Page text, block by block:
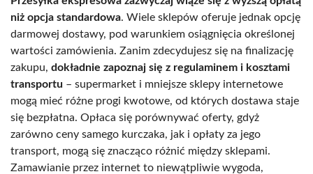
niż opcja standardowa. Wiele sklepów oferuje jednak opcję
darmowej dostawy, pod warunkiem osiągnięcia określonej
wartości zamówienia. Zanim zdecydujesz się na finalizację
zakupu, dokładnie zapoznaj się z regulaminem i kosztami
transportu – supermarket i mniejsze sklepy internetowe
mogą mieć różne progi kwotowe, od których dostawa staje
się bezpłatna. Opłaca się porównywać oferty, gdyż
zarówno ceny samego kurczaka, jak i opłaty za jego
transport, mogą się znacząco różnić między sklepami.
Zamawianie przez internet to niewątpliwie wygoda,